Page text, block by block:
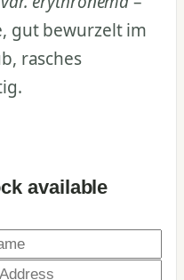
gut bewurzelt im
rasches
available